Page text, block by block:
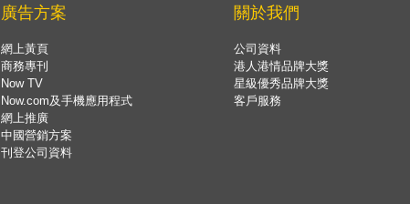
廣告方案
網上黃頁
商務專刊
Now TV
Now.com及手機應用程式
網上推廣
中國營銷方案
刊登公司資料
關於我們
公司資料
港人港情品牌大獎
星級優秀品牌大獎
客戶服務